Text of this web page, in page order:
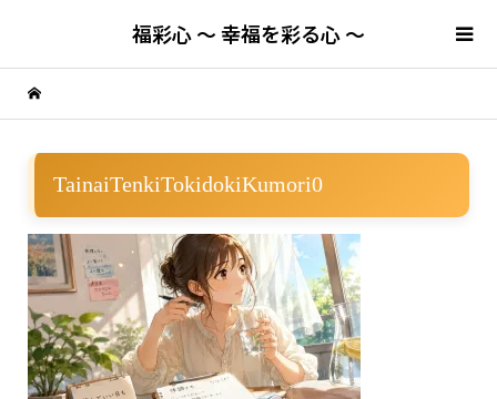
福彩心 ～ 幸福を彩る心 ～
TainaiTenkiTokidokiKumori0